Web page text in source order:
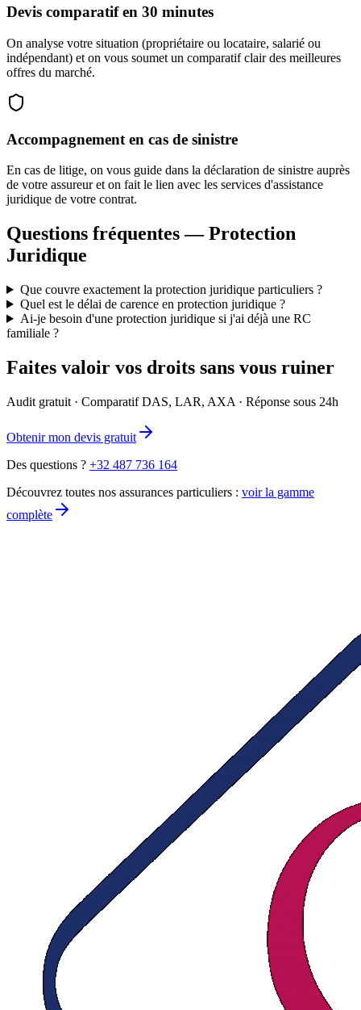
Devis comparatif en 30 minutes
On analyse votre situation (propriétaire ou locataire, salarié ou
indépendant) et on vous soumet un comparatif clair des meilleures
offres du marché.
Accompagnement en cas de sinistre
En cas de litige, on vous guide dans la déclaration de sinistre auprès
de votre assureur et on fait le lien avec les services d'assistance
juridique de votre contrat.
Questions fréquentes — Protection
Juridique
Que couvre exactement la protection juridique particuliers ?
Quel est le délai de carence en protection juridique ?
Ai-je besoin d'une protection juridique si j'ai déjà une RC
familiale ?
Faites valoir vos droits sans vous ruiner
Audit gratuit · Comparatif DAS, LAR, AXA · Réponse sous 24h
Obtenir mon devis gratuit
Des questions ? +32 487 736 164
Découvrez toutes nos assurances particuliers : voir la gamme
complète